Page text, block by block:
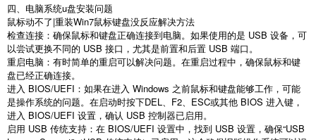
四、电脑系统u盘安装问题
鼠标动不了|重装Win7鼠标键盘没反应解决方法
检查连接：确保鼠标和键盘正确连接到电脑。如果使用的是 USB 设备，可
以尝试更换不同的 USB 接口，尤其是前置和后置 USB 端口。
重启电脑：有时简单的重启可以解决问题。在重启过程中，确保鼠标和键
盘已经正确连接。
进入 BIOS/UEFI ：如果在进入 Windows 之前鼠标和键盘能够工作，可能
是操作系统的问题。在启动时按下DEL、 F2、 ESC或其他 BIOS 进入键，
进入 BIOS/UEFI 设置，确认 USB 控制器已启用。
启用 USB 传统支持：在 BIOS/UEFI 设置中，找到 USB 设置，确保“USB